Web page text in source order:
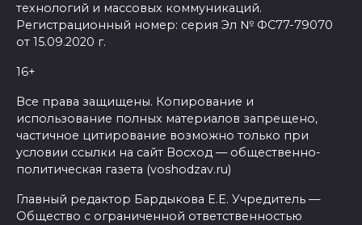
технологий и массовых коммуникаций.
Регистрационный номер: серия Эл № ФС77-79070
от 15.09.2020 г.
16+
Все права защищены. Копирование и
использование полных материалов запрещено,
частичное цитирование возможно только при
условии ссылки на сайт Восход — общественно-
политическая газета (voshodzav.ru)
Главный редактор Бардыкова Е.Е. Учредитель —
Общество с ограниченной ответственностью